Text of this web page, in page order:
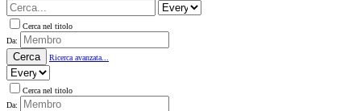
Cerca nel titolo
Da:
Cerca Ricerca avanzata...
Cerca nel titolo
Da: